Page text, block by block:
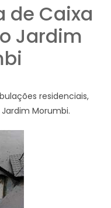
de Caixa
Jardim
residenciais,
Morumbi.